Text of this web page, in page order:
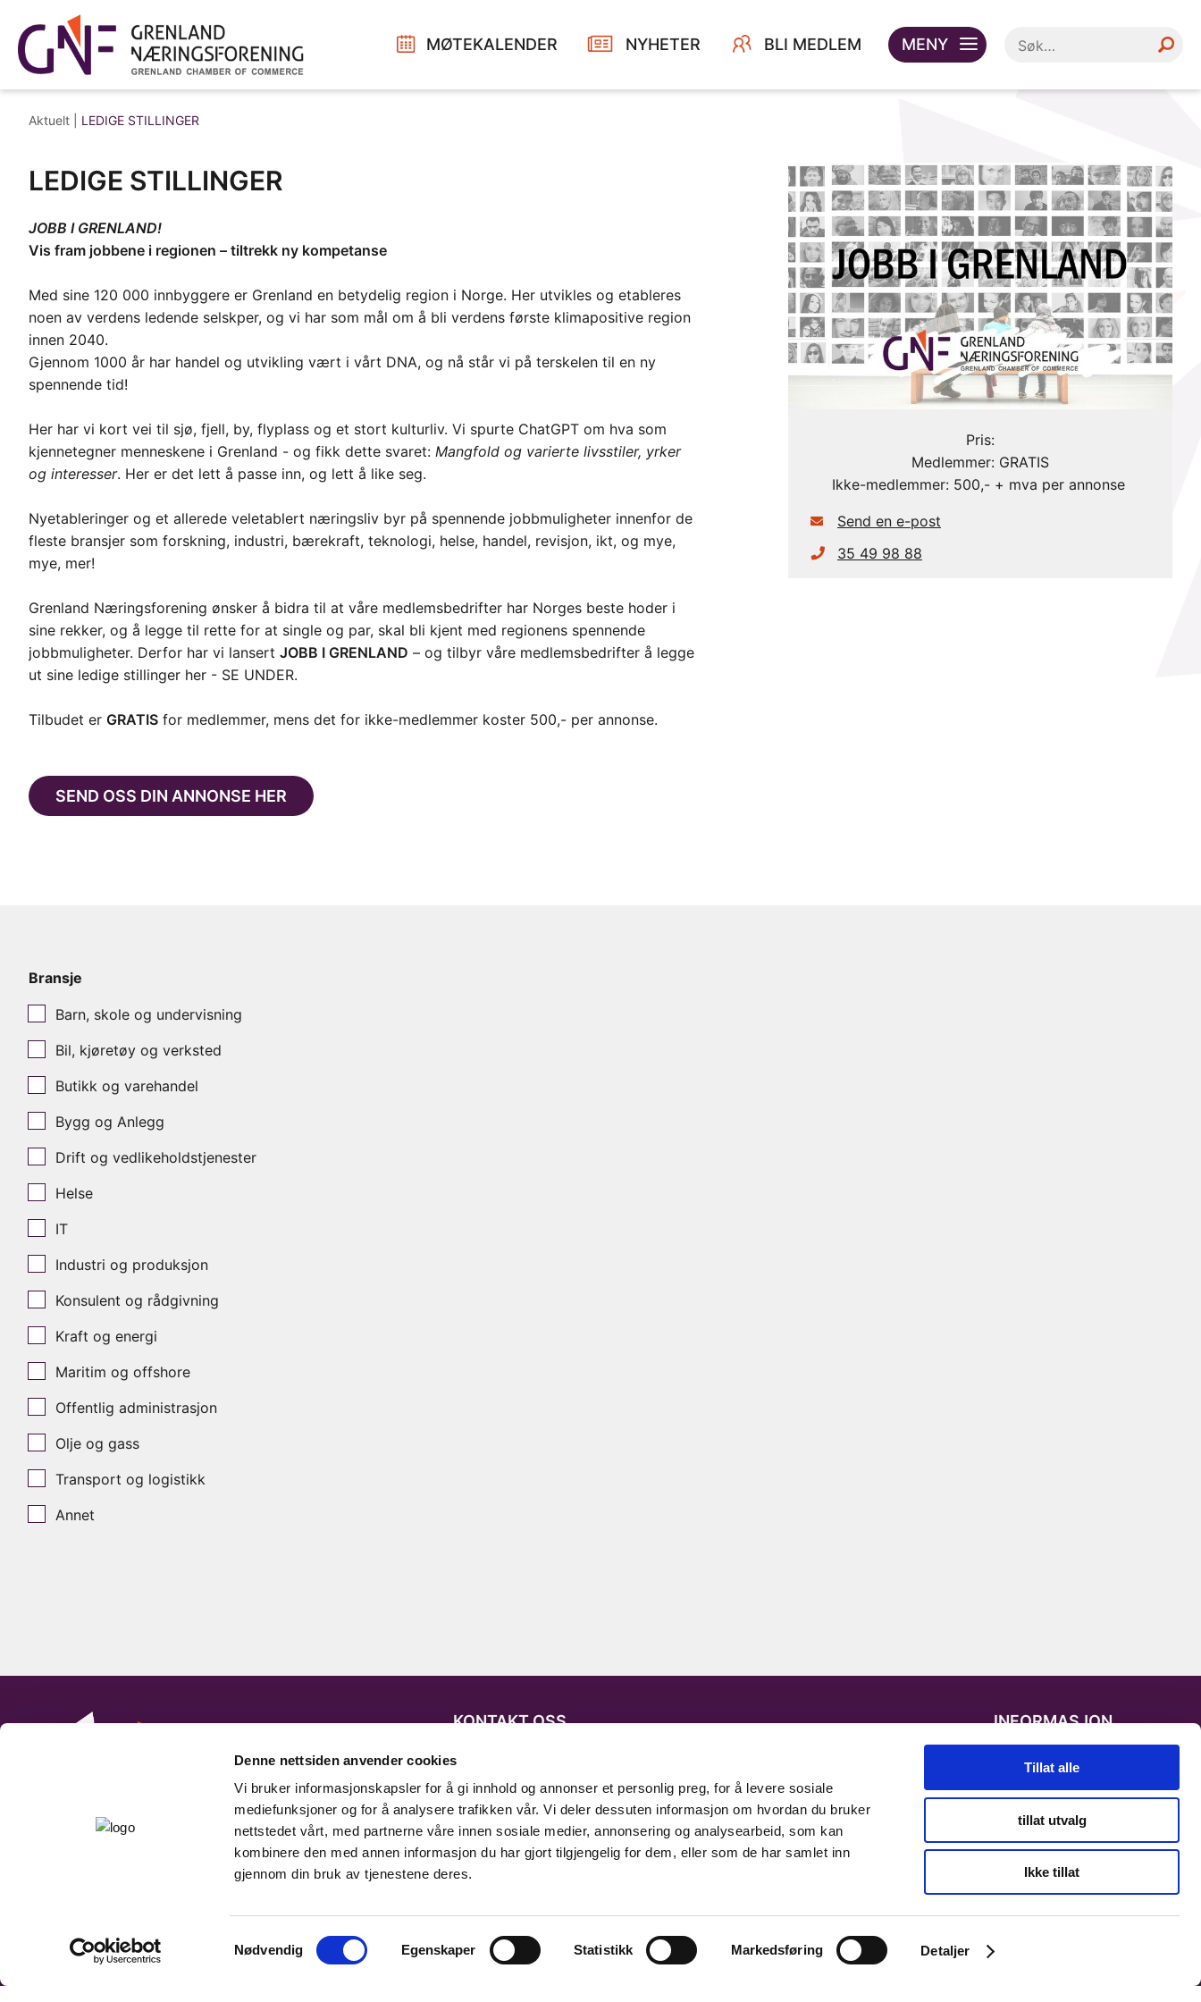
Denne nettsiden anvender cookies
Vi bruker informasjonskapsler for å gi innhold og annonser et personlig preg, for å levere sosiale
mediefunksjoner og for å analysere trafikken vår. Vi deler dessuten informasjon om hvordan du bruker
nettstedet vårt, med partnerne våre innen sosiale medier, annonsering og analysearbeid, som kan
kombinere den med annen informasjon du har gjort tilgjengelig for dem, eller som de har samlet inn
gjennom din bruk av tjenestene deres.
Samtykkevalg
Nødvendig Egenskaper Statistikk Markedsføring Detaljer
Tillat alle
tillat utvalg
Ikke tillat
MENY
MØTEKALENDER BLI MEDLEM
NYHETER
Aktuelt | LEDIGE STILLINGER
LEDIGE STILLINGER
JOBB I GRENLAND!
Vis fram jobbene i regionen – tiltrekk ny kompetanse
Med sine 120 000 innbyggere er Grenland en betydelig region i Norge. Her utvikles og etableres
noen av verdens ledende selskper, og vi har som mål om å bli verdens første klimapositive region
innen 2040.
Gjennom 1000 år har handel og utvikling vært i vårt DNA, og nå står vi på terskelen til en ny
spennende tid!
Her har vi kort vei til sjø, fjell, by, flyplass og et stort kulturliv. Vi spurte ChatGPT om hva som
kjennetegner menneskene i Grenland - og fikk dette svaret: Mangfold og varierte livsstiler, yrker
og interesser. Her er det lett å passe inn, og lett å like seg.
Nyetableringer og et allerede veletablert næringsliv byr på spennende jobbmuligheter innenfor de
fleste bransjer som forskning, industri, bærekraft, teknologi, helse, handel, revisjon, ikt, og mye,
mye, mer!
Grenland Næringsforening ønsker å bidra til at våre medlemsbedrifter har Norges beste hoder i
sine rekker, og å legge til rette for at single og par, skal bli kjent med regionens spennende
jobbmuligheter. Derfor har vi lansert JOBB I GRENLAND – og tilbyr våre medlemsbedrifter å legge
ut sine ledige stillinger her - SE UNDER.
Tilbudet er GRATIS for medlemmer, mens det for ikke-medlemmer koster 500,- per annonse.
SEND OSS DIN ANNONSE HER
Pris:
Medlemmer: GRATIS
Ikke-medlemmer: 500,- + mva per annonse
Send en e-post
35 49 98 88
Bransje
Barn, skole og undervisning
Bil, kjøretøy og verksted
Butikk og varehandel
Bygg og Anlegg
Drift og vedlikeholdstjenester
Helse
IT
Industri og produksjon
Konsulent og rådgivning
Kraft og energi
Maritim og offshore
Offentlig administrasjon
Olje og gass
Transport og logistikk
Annet
KONTAKT OSS
Grenland Næringsforening
Besøksadresse: Klostergata 33, 3732
Skien
E-post: post@grenlandnf.no
INFORMASJON
Cookies informasjon